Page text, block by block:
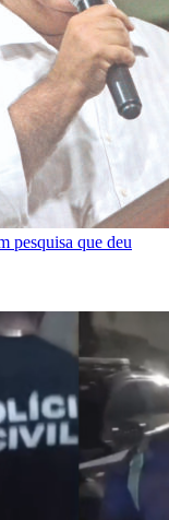
pesquisa que deu